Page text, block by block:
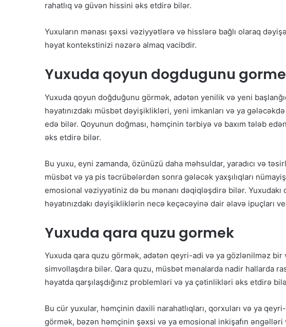
rahatlıq və güvən hissini əks etdirə bilər.
Yuxuların mənası şəxsi vəziyyətlərə və hisslərə bağlı olaraq
həyat kontekstinizi nəzərə almaq vacibdir.
Yuxuda qoyun dogdugunu
Yuxuda qoyun doğduğunu görmək, adətən yenilik və yeni
həyatınızdakı müsbət dəyişiklikləri, yeni imkanları və ya
edə bilər. Qoyunun doğması, həmçinin tərbiyə və baxım tələb
əks etdirə bilər.
Bu yuxu, eyni zamanda, özünüzü daha məhsuldar, yaradıcı və
müsbət və ya pis təcrübələrdən sonra gələcək yaxşılıqları
emosional vəziyyətiniz də bu mənanı dəqiqləşdirə bilər. Yuxudakı
həyatınızdakı dəyişikliklərin necə keçəcəyinə dair əlavə ipuçları
Yuxuda qara quzu gormek
Yuxuda qara quzu görmək, adətən qeyri-adi və ya gözlənilməz bir
simvollaşdıra bilər. Qara quzu, müsbət mənalarda nadir hallarda
həyatda qarşılaşdığınız problemləri və ya çətinlikləri əks etdirə
Bu cür yuxular, həmçinin daxili narahatlıqları, qorxuları və ya
görmək, bəzən həmçinin şəxsi və ya emosional inkişafın